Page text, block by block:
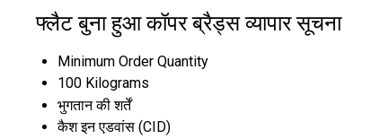
फ्लैट बुना हुआ कॉपर ब्रैड्स व्यापार सूचना
Minimum Order Quantity
100 Kilograms
भुगतान की शर्तें
कैश इन एडवांस (CID)